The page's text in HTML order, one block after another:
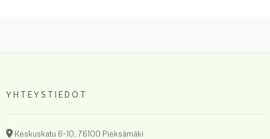
YHTEYSTIEDOT
Keskuskatu 6-10, 76100 Pieksämäki